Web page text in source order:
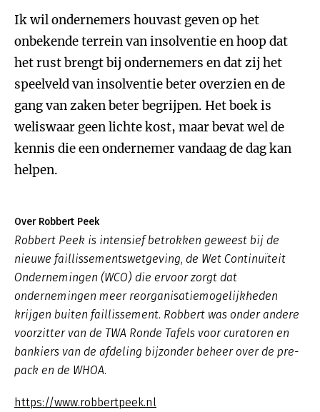
Ik wil ondernemers houvast geven op het
onbekende terrein van insolventie en hoop dat
het rust brengt bij ondernemers en dat zij het
speelveld van insolventie beter overzien en de
gang van zaken beter begrijpen. Het boek is
weliswaar geen lichte kost, maar bevat wel de
kennis die een ondernemer vandaag de dag kan
helpen.
Over Robbert Peek
Robbert Peek is intensief betrokken geweest bij de
nieuwe faillissementswetgeving, de Wet Continuïteit
Ondernemingen (WCO) die ervoor zorgt dat
ondernemingen meer reorganisatiemogelijkheden
krijgen buiten faillissement. Robbert was onder andere
voorzitter van de TWA Ronde Tafels voor curatoren en
bankiers van de afdeling bijzonder beheer over de pre-
pack en de WHOA.
https://www.robbertpeek.nl